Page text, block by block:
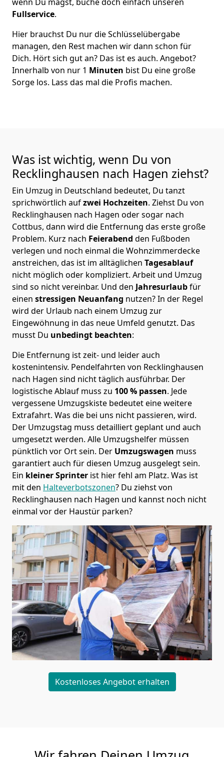
Fullservice.
Hier brauchst Du nur die Schlüsselübergabe
managen, den Rest machen wir dann schon für
Dich. Hört sich gut an? Das ist es auch. Angebot?
Innerhalb von nur 1 Minuten bist Du eine große
Sorge los. Lass das mal die Profis machen.
Was ist wichtig, wenn Du von
Recklinghausen nach Hagen ziehst?
Ein Umzug in Deutschland bedeutet, Du tanzt
sprichwörtlich aufzwei Hochzeiten. Ziehst Du von
Recklinghausen nach Hagen oder sogar nach
Cottbus, dann wird die Entfernung das erste große
Problem. Kurz nach Feierabend den Fußboden
verlegen und noch einmal die Wohnzimmerdecke
anstreichen, das ist im alltäglichen Tagesablauf
nicht möglich oder kompliziert. Arbeit und Umzug
sind so nicht vereinbar. Und den Jahresurlaubfür
einen stressigen Neuanfang nutzen? In der Regel
wird der Urlaub nach einem Umzug zur
Eingewöhnung in das neue Umfeld genutzt. Das
musst Du unbedingt beachten:
Die Entfernung ist zeit- und leider auch
kostenintensiv. Pendelfahrten von Recklinghausen
nach Hagen sind nicht täglich ausführbar. Der
logistische Ablauf muss zu 100 % passen. Jede
vergessene Umzugskiste bedeutet eine weitere
Extrafahrt. Was die bei uns nicht passieren, wird.
Der Umzugstag muss detailliert geplant und auch
umgesetzt werden. Alle Umzugshelfer müssen
pünktlich vor Ort sein. Der Umzugswagen muss
garantiert auch für diesen Umzug ausgelegt sein.
Ein kleiner Sprinter ist hier fehl am Platz. Was ist
mit den Halteverbotszonen? Du ziehst von
Recklinghausen nach Hagen und kannst noch nicht
einmal vor der Haustür parken?
Kostenloses Angebot erhalten